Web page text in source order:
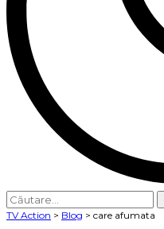
Caută
după:
TV Action > Blog > care afumata